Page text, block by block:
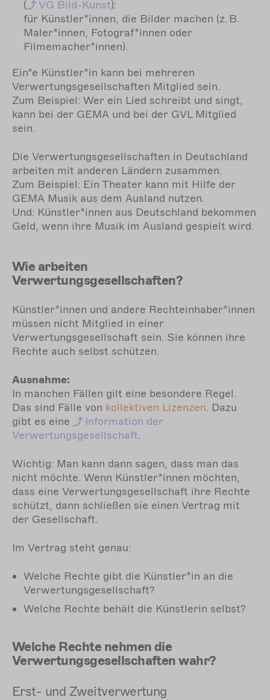
( VG Bild-Kunst):
für Künstler*innen, die Bilder machen (z. B.
Maler*innen, Fotograf*innen oder
Filmemacher*innen).
Ein*e Künstler*in kann bei mehreren
Verwertungsgesellschaften Mitglied sein.
Zum Beispiel: Wer ein Lied schreibt und singt,
kann bei der GEMA und bei der GVL Mitglied
sein.
Die Verwertungsgesellschaften in Deutschland
arbeiten mit anderen Ländern zusammen.
Zum Beispiel: Ein Theater kann mit Hilfe der
GEMA Musik aus dem Ausland nutzen.
Und: Künstler*innen aus Deutschland bekommen
Geld, wenn ihre Musik im Ausland gespielt wird.
Wie arbeiten
Verwertungsgesellschaften?
Künstler*innen und andere Rechteinhaber*innen
müssen nicht Mitglied in einer
Verwertungsgesellschaft sein. Sie können ihre
Rechte auch selbst schützen.
Ausnahme:
In manchen Fällen gilt eine besondere Regel.
Das sind Fälle von kollektiven Lizenzen. Dazu
gibt es eine
Information der
Verwertungsgesellschaft.
Wichtig: Man kann dann sagen, dass man das
nicht möchte. Wenn Künstler*innen möchten,
dass eine Verwertungsgesellschaft ihre Rechte
schützt, dann schließen sie einen Vertrag mit
der Gesellschaft.
Im Vertrag steht genau:
Welche Rechte gibt die Künstler*in an die
Verwertungsgesellschaft?
Welche Rechte behält die Künstlerin selbst?
Welche Rechte nehmen die
Verwertungsgesellschaften wahr?
Erst- und Zweitverwertung